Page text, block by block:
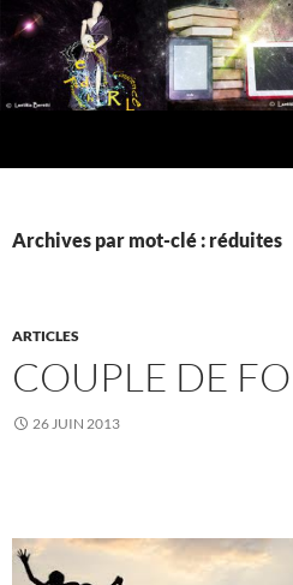
Aller
au
contenu
Archives par mot-clé : réduites
ARTICLES
COUPLE DE
26 JUIN 2013